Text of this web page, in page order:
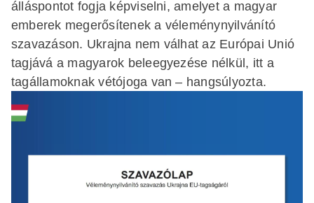
álláspontot fogja képviselni, amelyet a magyar
emberek megerősítenek a véleménynyilvánító
szavazáson. Ukrajna nem válhat az Európai Unió
tagjává a magyarok beleegyezése nélkül, itt a
tagállamoknak vétójoga van – hangsúlyozta.